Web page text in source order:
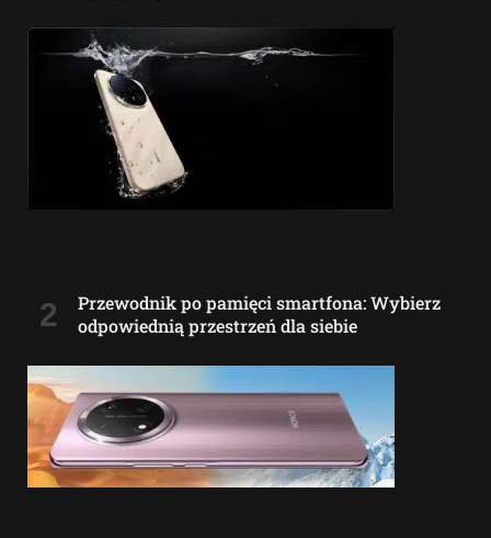
Przewodnik po pamięci smartfona: Wybierz
odpowiednią przestrzeń dla siebie